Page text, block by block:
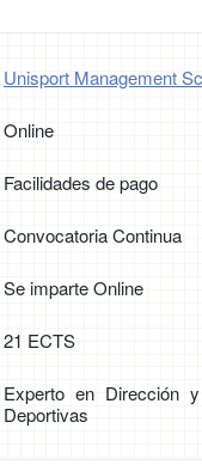
Unisport Management
Online
Facilidades de pago
Convocatoria Continua
Se imparte Online
21 ECTS
Experto en Dirección
Deportivas